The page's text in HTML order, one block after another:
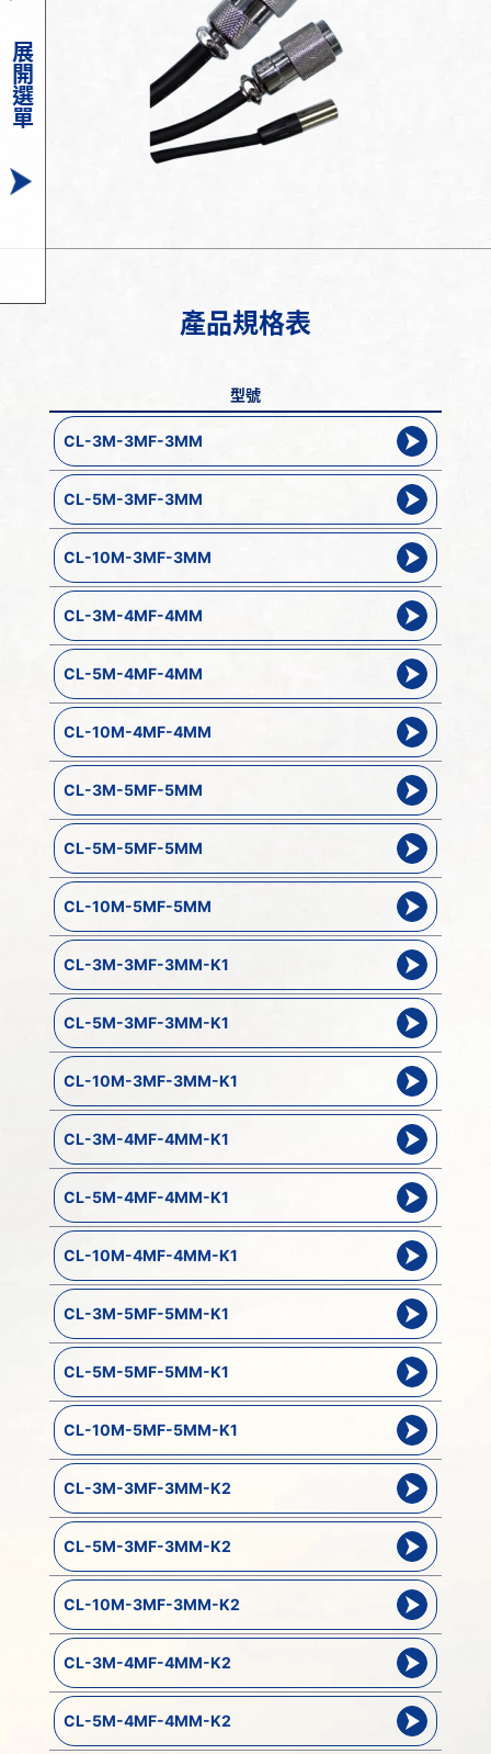
展開選單
產品規格表
型號
CL-3M-3MF-3MM
CL-5M-3MF-3MM
CL-10M-3MF-3MM
CL-3M-4MF-4MM
CL-5M-4MF-4MM
CL-10M-4MF-4MM
CL-3M-5MF-5MM
CL-5M-5MF-5MM
CL-10M-5MF-5MM
CL-3M-3MF-3MM-K1
CL-5M-3MF-3MM-K1
CL-10M-3MF-3MM-K1
CL-3M-4MF-4MM-K1
CL-5M-4MF-4MM-K1
CL-10M-4MF-4MM-K1
CL-3M-5MF-5MM-K1
CL-5M-5MF-5MM-K1
CL-10M-5MF-5MM-K1
CL-3M-3MF-3MM-K2
CL-5M-3MF-3MM-K2
CL-10M-3MF-3MM-K2
CL-3M-4MF-4MM-K2
CL-5M-4MF-4MM-K2